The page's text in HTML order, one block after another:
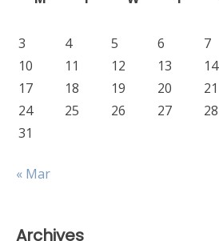
3
4 5 6 7
10
11 12 13 14
17
18 19 20 21
24
25 26 27 28
31
« Mar
Archives